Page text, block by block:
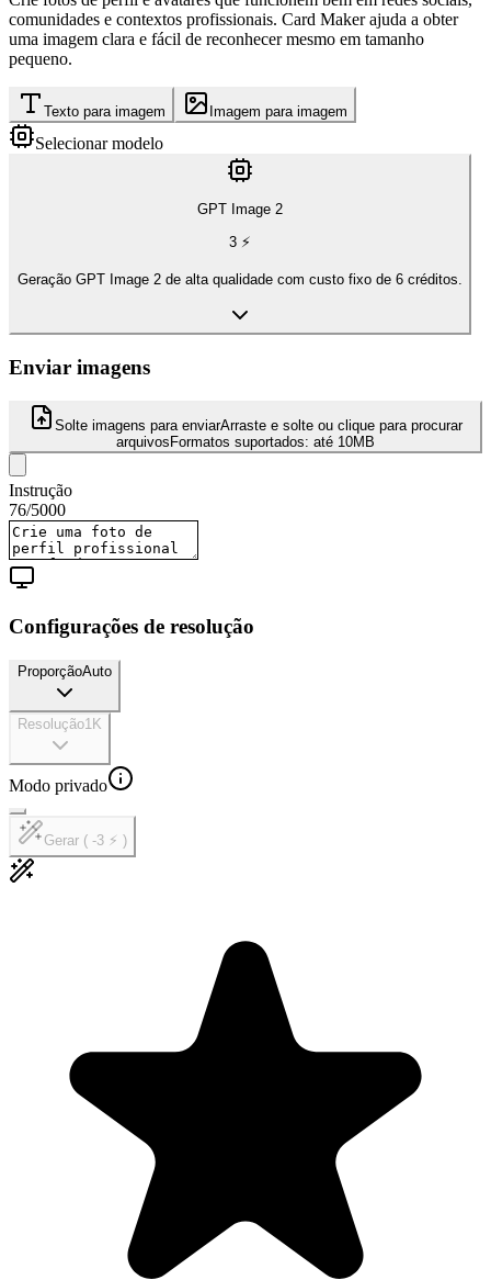
comunidades e contextos profissionais. Card Maker ajuda a obter
uma imagem clara e fácil de reconhecer mesmo em tamanho
pequeno.
Texto para imagem Imagem para imagem
Selecionar modelo
GPT Image 2
3 ⚡
Geração GPT Image 2 de alta qualidade com custo fixo de 6 créditos.
Enviar imagens
Solte imagens para enviarArraste e solte ou clique para procurar
arquivosFormatos suportados: até 10MB
Instrução
76/5000
Configurações de resolução
ProporçãoAuto
Resolução1K
Modo privado
Gerar ( -3 ⚡ )